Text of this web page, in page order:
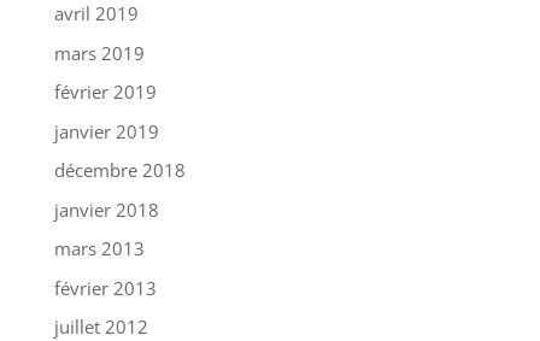
avril 2019
mars 2019
février 2019
janvier 2019
décembre 2018
janvier 2018
mars 2013
février 2013
juillet 2012